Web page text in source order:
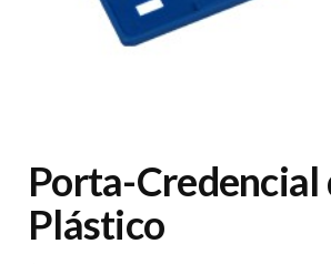
Porta-Credencial
Plástico